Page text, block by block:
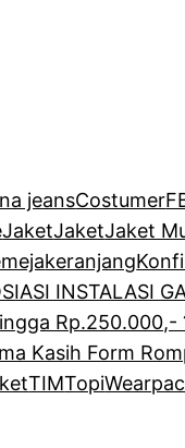
jeansCostumer
JaketJaketJaket
keranjang
INSTALASI
Rp.250.000,-
Kasih Form
TIMTopi